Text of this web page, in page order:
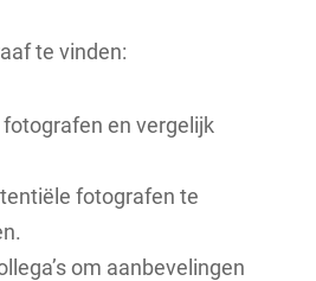
te vinden:
en vergelijk
fotografen te
om aanbevelingen